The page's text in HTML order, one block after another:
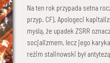
Na ten rok przypada setna
przyp. CF). Apologeci
myślą, że upadek ZSRR
socjalizmem, lecz jego
reżim stalinowski był